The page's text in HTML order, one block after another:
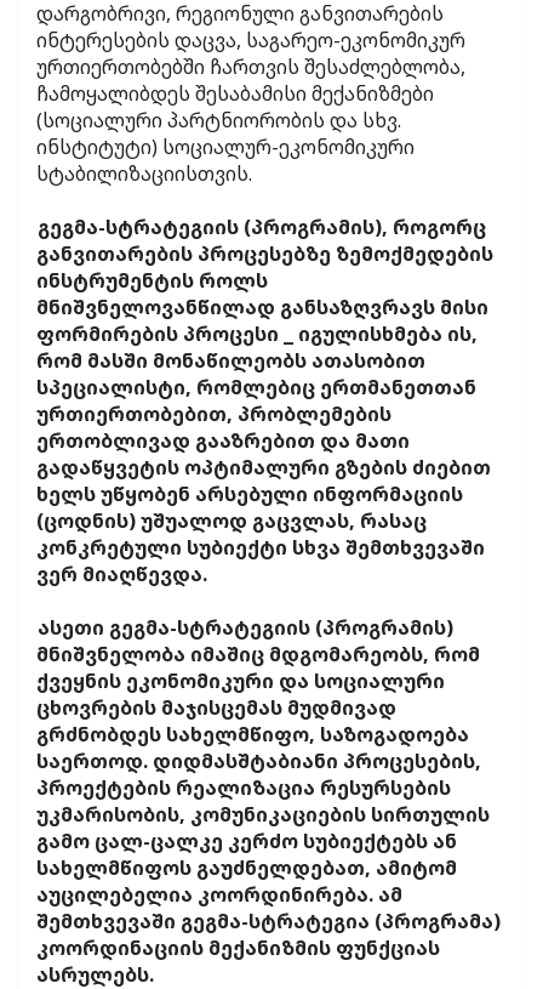
დარგობრივი, რეგიონული განვითარების
ინტერესების დაცვა, საგარეო-ეკონომიკურ
ურთიერთობებში ჩართვის შესაძლებლობა,
ჩამოყალიბდეს შესაბამისი მექანიზმები
(სოციალური პარტნიორობის და სხვ.
ინსტიტუტი) სოციალურ-ეკონომიკური
სტაბილიზაციისთვის.
გეგმა-სტრატეგიის (პროგრამის), როგორც
განვითარების პროცესებზე ზემოქმედების
ინსტრუმენტის როლს
მნიშვნელოვანწილად განსაზღვრავს მისი
ფორმირების პროცესი _ იგულისხმება ის,
რომ მასში მონაწილეობს ათასობით
სპეციალისტი, რომლებიც ერთმანეთთან
ურთიერთობებით, პრობლემების
ერთობლივად გააზრებით და მათი
გადაწყვეტის ოპტიმალური გზების ძიებით
ხელს უწყობენ არსებული ინფორმაციის
(ცოდნის) უშუალოდ გაცვლას, რასაც
კონკრეტული სუბიექტი სხვა შემთხვევაში
ვერ მიაღწევდა.
ასეთი გეგმა-სტრატეგიის (პროგრამის)
მნიშვნელობა იმაშიც მდგომარეობს, რომ
ქვეყნის ეკონომიკური და სოციალური
ცხოვრების მაჯისცემას მუდმივად
გრძნობდეს სახელმწიფო, საზოგადოება
საერთოდ. დიდმასშტაბიანი პროცესების,
პროექტების რეალიზაცია რესურსების
უკმარისობის, კომუნიკაციების სირთულის
გამო ცალ-ცალკე კერძო სუბიექტებს ან
სახელმწიფოს გაუძნელდებათ, ამიტომ
აუცილებელია კოორდინირება. ამ
შემთხვევაში გეგმა-სტრატეგია (პროგრამა)
კოორდინაციის მექანიზმის ფუნქციას
ასრულებს.